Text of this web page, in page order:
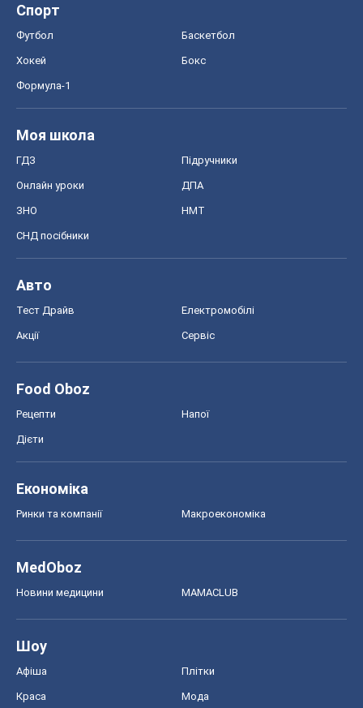
Спорт
Футбол Баскетбол
Хокей Бокс
Формула-1
Моя школа
ГДЗ Підручники
Онлайн уроки ДПА
ЗНО НМТ
СНД посібники
Авто
Тест Драйв Електромобілі
Акції Сервіс
Food Oboz
Рецепти Напої
Дієти
Економіка
Ринки та компанії Макроекономіка
MedOboz
Новини медицини MAMACLUB
Шоу
Афіша Плітки
Краса Мода